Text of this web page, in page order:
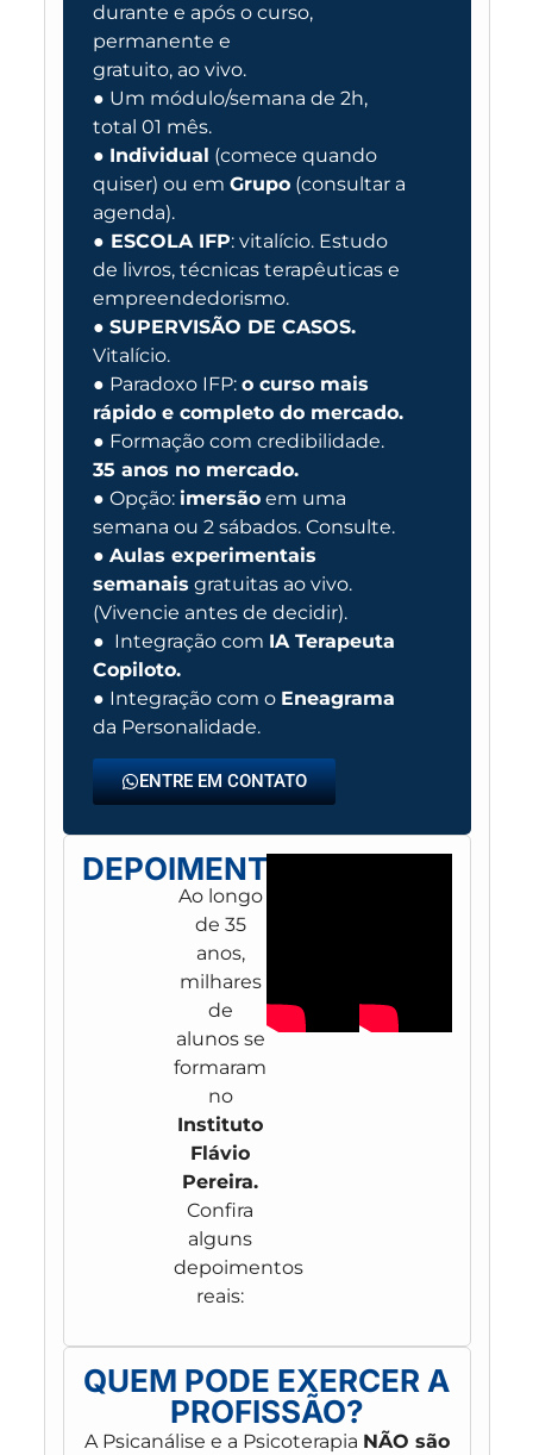
durante e após o curso,
permanente e
gratuito, ao vivo.
● Um módulo/semana de 2h,
total 01 mês.
● Individual (comece quando
quiser) ou em Grupo(consultar a
agenda).
● ESCOLA IFP: vitalício. Estudo
de livros, técnicas terapêuticas e
empreendedorismo.
● SUPERVISÃO DE CASOS.
Vitalício.
● Paradoxo IFP: o curso mais
rápido e completo do mercado.
● Formação com credibilidade.
35 anos no mercado.
● Opção: imersãoem uma
semana ou 2 sábados. Consulte.
● Aulas experimentais
semanais gratuitas ao vivo.
(Vivencie antes de decidir).
● Integração com IA Terapeuta
Copiloto.
● Integração com o Eneagrama
da Personalidade.
ENTRE EM CONTATO
DEPOIMENTOS
Ao longo
de 35
anos,
milhares
de
alunos se
formaram
no
Instituto
Flávio
Pereira.
Confira
alguns
depoimentos
reais:
QUEM PODE EXERCER A
PROFISSÃO?
A Psicanálise e a Psicoterapia NÃO são